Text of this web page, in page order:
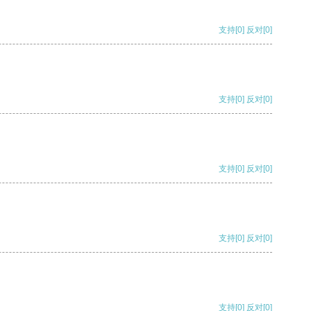
支持[0] 反对[0]
支持[0] 反对[0]
支持[0] 反对[0]
支持[0] 反对[0]
支持[0] 反对[0]